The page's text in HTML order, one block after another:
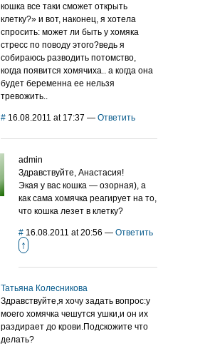
кошка все таки сможет открыть
клетку?» и вот, наконец, я хотела
спросить: может ли быть у хомяка
стресс по поводу этого?ведь я
собираюсь разводить потомство,
когда появится хомячиха.. а когда она
будет беременна ее нельзя
тревожить..
# 16.08.2011 at 17:37 — Ответить
admin
Здравствуйте, Анастасия!
Экая у вас кошка — озорная), а
как сама хомячка реагирует на то,
что кошка лезет в клетку?
# 16.08.2011 at 20:56 — Ответить
↑
Татьяна Колесникова
Здравствуйте,я хочу задать вопрос:у
моего хомячка чешутся ушки,и он их
раздирает до крови.Подскожите что
делать?